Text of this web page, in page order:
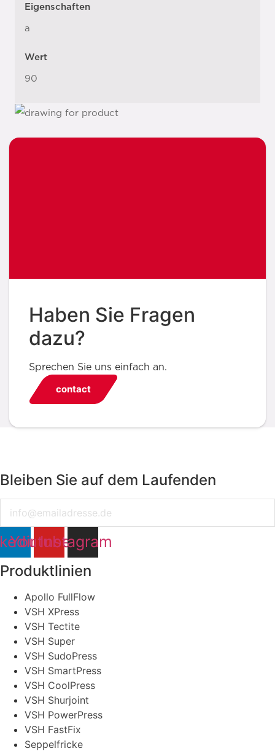
Eigenschaften
a
Wert
90
Haben Sie Fragen
dazu?
Sprechen Sie uns einfach an.
contact
Bleiben Sie auf dem Laufenden
YoutubeInstagram
Produktlinien
Apollo FullFlow
VSH XPress
VSH Tectite
VSH Super
VSH SudoPress
VSH SmartPress
VSH CoolPress
VSH Shurjoint
VSH PowerPress
VSH FastFix
Seppelfricke